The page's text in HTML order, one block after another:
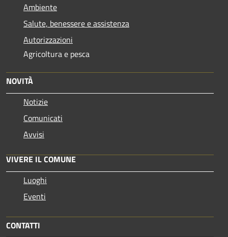
Ambiente
Salute, benessere e assistenza
Autorizzazioni
Agricoltura e pesca
NOVITÀ
Notizie
Comunicati
Avvisi
VIVERE IL COMUNE
Luoghi
Eventi
CONTATTI